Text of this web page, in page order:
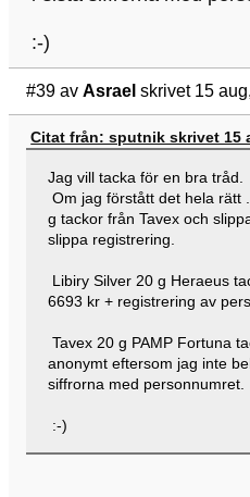
:-)
#39 av Asrael skrivet 15
Citat från: sputnik skrivet 15
Jag vill tacka för en bra tråd.
Om jag förstått det hela rätt
g tackor från Tavex och
slippa registrering.
Libiry Silver 20 g Heraeus
6693 kr + registrering av
Tavex 20 g PAMP Fortuna
anonymt eftersom jag inte
siffrorna med personnumret.
:-)